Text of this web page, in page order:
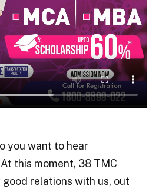
you want to hear
this moment, 38 TMC
good relations with us, out